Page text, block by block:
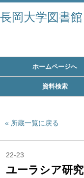
長岡大学図書館
ホームページへ
資料検索
所蔵一覧に戻る
22-23
ユーラシア研究